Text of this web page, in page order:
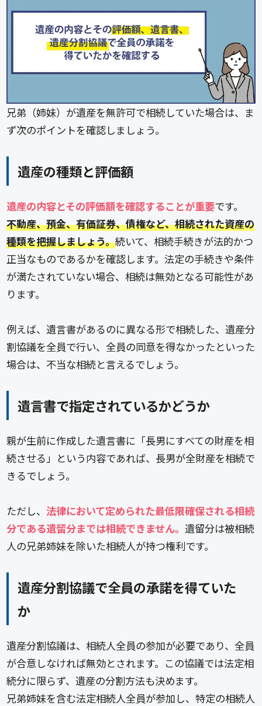
兄弟（姉妹）が遺産を無許可で相続していた場合は、ま
ず次のポイントを確認しましょう。
遺産の種類と評価額
遺産の内容とその評価額を確認することが重要です。
不動産、預金、有価証券、債権など、相続された資産の
種類を把握しましょう。続いて、相続手続きが法的かつ
正当なものであるかを確認します。法定の手続きや条件
が満たされていない場合、相続は無効となる可能性があ
ります。
例えば、遺言書があるのに異なる形で相続した、遺産分
割協議を全員で行い、全員の同意を得なかったといった
場合は、不当な相続と言えるでしょう。
遺言書で指定されているかどうか
親が生前に作成した遺言書に「長男にすべての財産を相
続させる」という内容であれば、長男が全財産を相続で
きるでしょう。
ただし、 法律において定められた最低限確保される相続
分である遺留分までは相続できません。遺留分は被相続
人の兄弟姉妹を除いた相続人が持つ権利です。
遺産分割協議で全員の承諾を得ていた
か
遺産分割協議は、相続人全員の参加が必要であり、全員
が合意しなければ無効とされます。この協議では法定相
続分に限らず、遺産の分割方法も決めます。
兄弟姉妹を含む法定相続人全員が参加し、特定の相続人